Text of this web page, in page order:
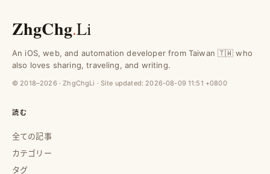
ZhgChg.Li
An iOS, web, and automation developer from Taiwan 🇹🇼 who
also loves sharing, traveling, and writing.
© 2018–2026 · ZhgChgLi · Site updated: 2026-08-09 11:51 +0800
読む
全ての記事
カテゴリー
タグ